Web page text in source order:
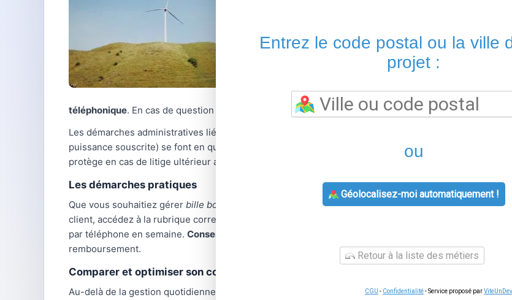
vous accompagne à chaque étape avec
Tout savoir sur bille bot engie
fournisseur d'énergie
gestion des factures ou le changement de situation.
premier outil à consulter : il concentre l'essentiel
téléphonique. En cas de question complexe, le service client de votre fournisseur reste disponible
Les démarches administratives liées à l'énergie sont souvent plus simples qu'il n'y paraît. La plupart
puissance souscrite) se font en quelques clics depuis l'espace client.
Conserver vos documents
protège en cas de litige ultérieur avec votre fournisseur.
Les démarches pratiques
Que vous souhaitiez gérer bille bot engie ou traiter une demande liée àoffre électricité gaz, voici les
client, accédez à la rubrique correspondante et suivez les instructions. Pour les demandes
par téléphone en semaine. Conservez toujours une trace écrite
de vos échanges en cas de litige
remboursement.
Comparer et optimiser son contrat d'énergie
Au-delà de la gestion quotidienne,
reste le moyen le plus efficace de